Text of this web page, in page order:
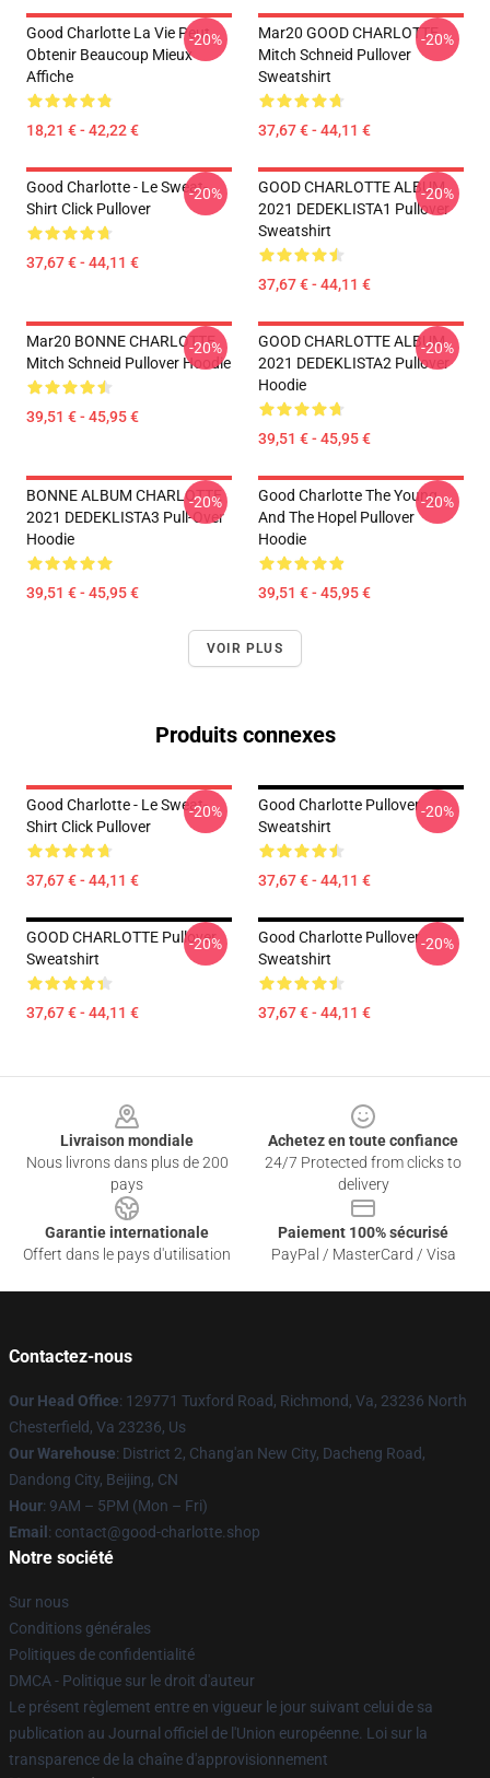
Good Charlotte La Vie Peut
Obtenir Beaucoup Mieux
Affiche
18,21 € - 42,22 €
-20%
Mar20 GOOD CHARLOTTE
Mitch Schneid Pullover
Sweatshirt
37,67 € - 44,11 €
-20%
Good Charlotte - Le Sweat-
Shirt Click Pullover
37,67 € - 44,11 €
-20%
GOOD CHARLOTTE ALBUM
2021 DEDEKLISTA1 Pullover
Sweatshirt
37,67 € - 44,11 €
-20%
Mar20 BONNE CHARLOTTE
Mitch Schneid Pullover Hoodie
39,51 € - 45,95 €
-20%
GOOD CHARLOTTE ALBUM
2021 DEDEKLISTA2 Pullover
Hoodie
39,51 € - 45,95 €
-20%
BONNE ALBUM CHARLOTTE
2021 DEDEKLISTA3 Pull-Over
Hoodie
39,51 € - 45,95 €
-20%
Good Charlotte The Young
And The Hopel Pullover
Hoodie
39,51 € - 45,95 €
-20%
VOIR PLUS
Produits connexes
Good Charlotte - Le Sweat-
Shirt Click Pullover
37,67 € - 44,11 €
-20%
Good Charlotte Pullover
Sweatshirt
37,67 € - 44,11 €
-20%
GOOD CHARLOTTE Pullover
Sweatshirt
37,67 € - 44,11 €
-20%
Good Charlotte Pullover
Sweatshirt
37,67 € - 44,11 €
-20%
Livraison mondiale
Nous livrons dans plus de 200
pays
Achetez en toute confiance
24/7 Protected from clicks to
delivery
Garantie internationale
Offert dans le pays d'utilisation
Paiement 100% sécurisé
PayPal / MasterCard / Visa
Contactez-nous
Our Head Office: 129771 Tuxford Road, Richmond, Va, 23236 North
Chesterfield, Va 23236, Us
Our Warehouse: District 2, Chang'an New City, Dacheng Road,
Dandong City, Beijing, CN
Hour: 9AM – 5PM (Mon – Fri)
Email : contact@good-charlotte.shop
Notre société
Sur nous
Conditions générales
Politiques de confidentialité
DMCA - Politique sur le droit d'auteur
Le présent règlement entre en vigueur le jour suivant celui de sa
publication au Journal officiel de l'Union européenne. Loi sur la
transparence de la chaîne d'approvisionnement